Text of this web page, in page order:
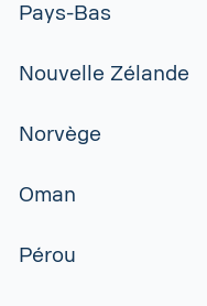
Pays-Bas
Nouvelle Zélande
Norvège
Oman
Pérou